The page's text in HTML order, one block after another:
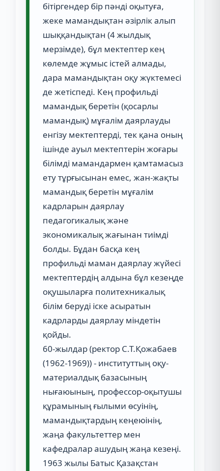
бітіргендер бір пәнді оқытуға,
жеке мамандықтан әзірлік алып
шыққандықтан (4 жылдық
мерзімде), бұл мектептер кең
көлемде жұмыс істей алмады,
дара мамандықтан оқу жүктемесі
де жетіспеді. Кең профильді
мамандық беретін (қосарлы
мамандық) мұғалім даярлауды
енгізу мектептерді, тек қана оның
ішінде ауыл мектептерін жоғары
білімді мамандармен қамтамасыз
ету тұрғысынан емес, жан-жақты
мамандық беретін мұғалім
кадрларын даярлау
педагогикалық және
экономикалық жағынан тиімді
болды. Бұдан басқа кең
профильді маман даярлау жүйесі
мектептердің алдына бұл кезеңде
оқушыларға политехникалық
білім беруді іске асыратын
кадрларды даярлау міндетін
қойды.
60-жылдар (ректор С.Т.Қожабаев
(1962-1969)) - институттың оқу-
материалдық базасының
нығаюының, профессор-оқытушы
құрамының ғылыми өсуінің,
мамандықтардың кеңеюінің,
жаңа факультеттер мен
кафедралар ашудың жаңа кезеңі.
1963 жылы Батыс Қазақстан